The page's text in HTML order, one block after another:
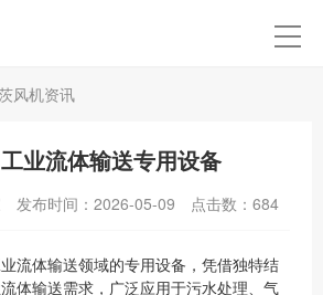
风机资讯
业流体输送专用设备
发布时间：2026-05-09 点击数： 684
流体输送领域的专用设备，凭借独特结
体输送需求，广泛应用于污水处理、气